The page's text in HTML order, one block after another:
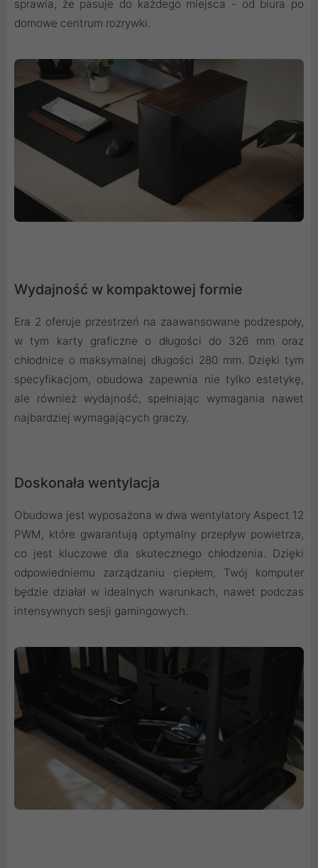
sprawia, że pasuje do każdego miejsca - od biura po
domowe centrum rozrywki.
Wydajność w kompaktowej formie
Era 2 oferuje przestrzeń na zaawansowane podzespoły,
w tym karty graficzne o długości do 326 mm oraz
chłodnice o maksymalnej długości 280 mm. Dzięki tym
specyfikacjom, obudowa zapewnia nie tylko estetykę,
ale również wydajność, spełniając wymagania nawet
najbardziej wymagających graczy.
Doskonała wentylacja
Obudowa jest wyposażona w dwa wentylatory Aspect 12
PWM, które gwarantują optymalny przepływ powietrza,
co jest kluczowe dla skutecznego chłodzenia. Dzięki
odpowiedniemu zarządzaniu ciepłem, Twój komputer
będzie działał w idealnych warunkach, nawet podczas
intensywnych sesji gamingowych.